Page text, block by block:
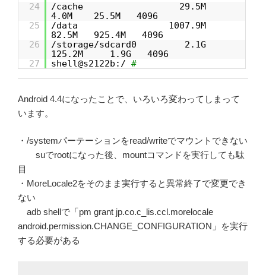
24
/cache 29.5M
4.0M 25.5M 4096
25
/data 1007.9M
82.5M 925.4M 4096
26
/storage/sdcard0 2.1G
125.2M 1.9G 4096
27
shell@s2122b:/ #
Android 4.4になったことで、いろいろ変わってしまって
います。
・/systemパーテーションをread/writeでマウントできない
suでrootになった後、mountコマンドを実行しても駄
目
・MoreLocale2をそのまま実行すると異常終了で変更でき
ない
adb shellで「pm grant jp.co.c_lis.ccl.morelocale
android.permission.CHANGE_CONFIGURATION」を実行
する必要がある